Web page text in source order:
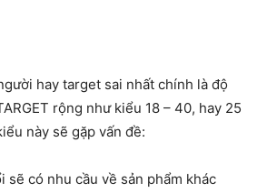
hay target sai nhất chính là độ
rộng như kiểu 18 – 40, hay 25
này sẽ gặp vấn đề:
sẽ có nhu cầu về sản phẩm khác